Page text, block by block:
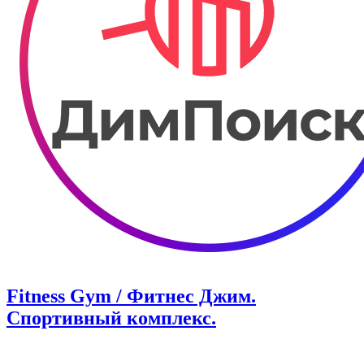
Fitness Gym / Фитнес Джим.
Спортивный комплекс.